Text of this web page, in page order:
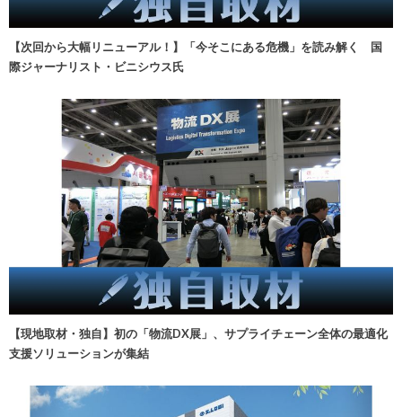
【次回から大幅リニューアル！】「今そこにある危機」を読み解く 国
際ジャーナリスト・ビニシウス氏
【現地取材・独自】初の「物流DX展」、サプライチェーン全体の最適化
支援ソリューションが集結